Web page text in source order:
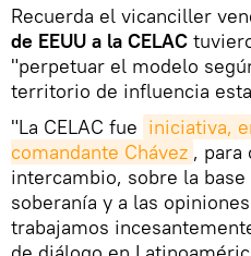
Recuerda el vicanciller
de EEUU a la CELAC
"perpetuar el modelo
territorio de influencia
"La CELAC fue iniciativa,
comandante Chávez , para
intercambio, sobre la
soberanía y a las
trabajamos